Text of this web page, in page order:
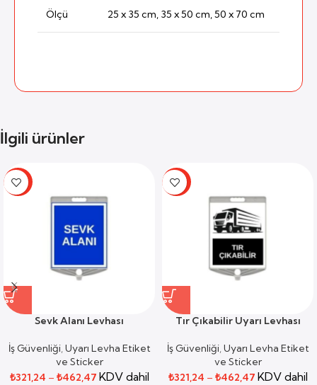
Ölçü 25 x 35 cm, 35 x 50 cm, 50 x 70 cm
İlgili ürünler
-59%
Sevk Alanı Levhası
İş Güvenliği,Uyarı Levha Etiket
ve Sticker
₺321,24 – ₺462,47 KDV dahil
-59%
Tır Çıkabilir Uyarı Levhası
İş Güvenliği,Uyarı Levha Etiket
ve Sticker
₺321,24 – ₺462,47 KDV dahil